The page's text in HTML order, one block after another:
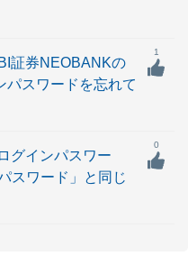
証券NEOBANKの
パスワードを忘れて
1
グインパスワー
スワード」と同じ
0